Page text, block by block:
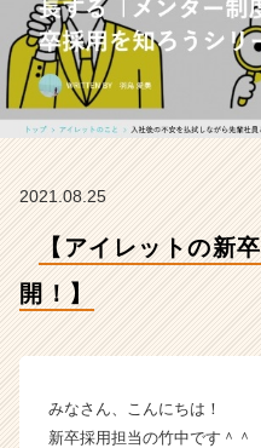
ッ
式
イ
ン】
ベ
ン
2021.08.25
【アイレットの新
開！】
みなさん、こんにちは！
新卒採用担当の竹中です＾＾